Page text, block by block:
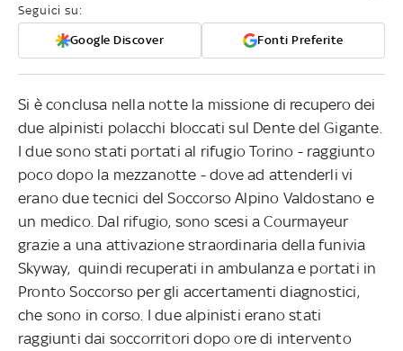
Seguici su:
Google Discover Fonti Preferite
Si è conclusa nella notte la missione di recupero dei
due alpinisti polacchi bloccati sul Dente del Gigante.
I due sono stati portati al rifugio Torino - raggiunto
poco dopo la mezzanotte - dove ad attenderli vi
erano due tecnici del Soccorso Alpino Valdostano e
un medico. Dal rifugio, sono scesi a Courmayeur
grazie a una attivazione straordinaria della funivia
Skyway, quindi recuperati in ambulanza e portati in
Pronto Soccorso per gli accertamenti diagnostici,
che sono in corso. I due alpinisti erano stati
raggiunti dai soccorritori dopo ore di intervento